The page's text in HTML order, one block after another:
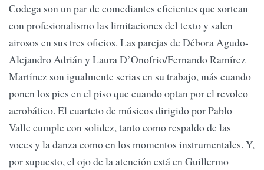
Codega son un par de comediantes eficientes que sortean
con profesionalismo las limitaciones del texto y salen
airosos en sus tres oficios. Las parejas de Débora Agudo-
Alejandro Adrián y Laura D’Onofrio/Fernando Ramírez
Martínez son igualmente serias en su trabajo, más cuando
ponen los pies en el piso que cuando optan por el revoleo
acrobático. El cuarteto de músicos dirigido por Pablo
Valle cumple con solidez, tanto como respaldo de las
voces y la danza como en los momentos instrumentales. Y,
por supuesto, el ojo de la atención está en Guillermo